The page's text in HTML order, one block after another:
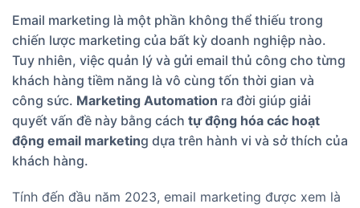
Email marketing là một phần không thể thiếu trong
chiến lược marketing của bất kỳ doanh nghiệp nào.
Tuy nhiên, việc quản lý và gửi email thủ công cho từng
khách hàng tiềm năng là vô cùng tốn thời gian và
công sức. Marketing Automation ra đời giúp giải
quyết vấn đề này bằng cách tự động hóa các hoạt
động email marketing dựa trên hành vi và sở thích của
khách hàng.
Tính đến đầu năm 2023, email marketing được xem là